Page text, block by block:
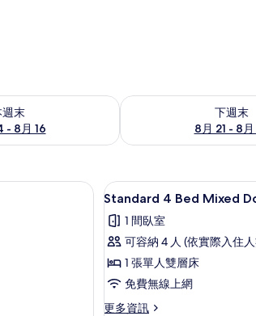
週末
- 8月 16
- 8月 16) 的供應情況
下週末
8月 21 - 8
查看下週末 (8月 21 - 8
人床 | 客房內保險箱、遮光布/窗簾、免費無線上網、床
顯
示
Standard
4
Bed
Mixed
Dorm
2
Standard 4 Bed Mixed
1 間臥室
可容納 4 人 (依實際入住
1 張單人雙層床
免費無線上網
更多資訊
更